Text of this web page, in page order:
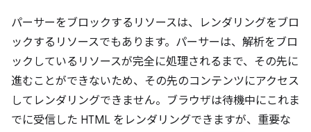
パーサーをブロックするリソースは、レンダリングをブロ
ックするリソースでもあります。パーサーは、解析をブロ
ックしているリソースが完全に処理されるまで、その先に
進むことができないため、その先のコンテンツにアクセス
してレンダリングできません。ブラウザは待機中にこれま
でに受信した HTML をレンダリングできますが、重要な